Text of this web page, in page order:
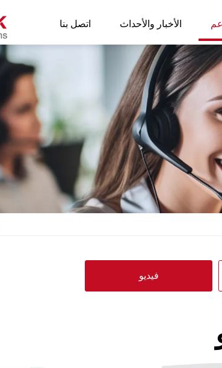
الأخبار والأحداث اتصل بنا
فيديو